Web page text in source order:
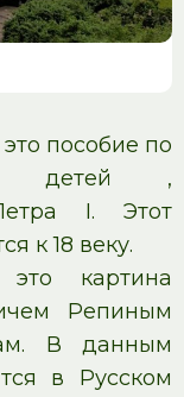
пособие по
детей ,
I. Этот
к 18 веку.
картина
Репиным
В данным
в Русском